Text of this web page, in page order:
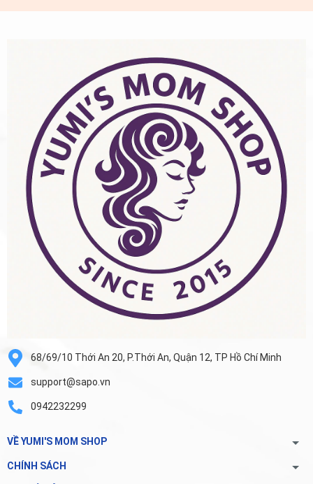
68/69/10 Thới An 20, P.Thới An, Quận 12, TP Hồ Chí Minh
support@sapo.vn
0942232299
VỀ YUMI'S MOM SHOP
CHÍNH SÁCH